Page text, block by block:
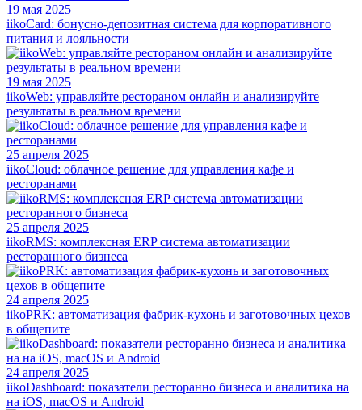
19 мая 2025
iikoCard: бонусно-депозитная система для корпоративного
питания и лояльности
19 мая 2025
iikoWeb: управляйте рестораном онлайн и анализируйте
результаты в реальном времени
25 апреля 2025
iikoCloud: облачное решение для управления кафе и
ресторанами
25 апреля 2025
iikoRMS: комплексная ERP система автоматизации
ресторанного бизнеса
24 апреля 2025
iikoPRK: автоматизация фабрик-кухонь и заготовочных цехов
в общепите
24 апреля 2025
iikoDashboard: показатели ресторанно бизнеса и аналитика на
на iOS, macOS и Android